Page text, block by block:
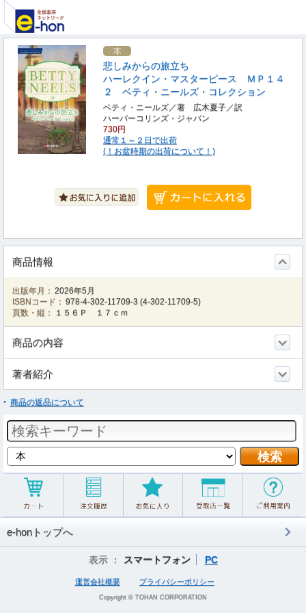
悲しみからの旅立ち
ハーレクイン・マスターピース ＭＰ１４
２ ベティ・ニールズ・コレクション
ベティ・ニールズ／著 広木夏子／訳
ハーパーコリンズ・ジャパン
730円
通常１～２日で出荷
(！お盆時期の出荷について！)
商品情報
出版年月： 2026年5月
ISBNコード： 978-4-302-11709-3 (4-302-11709-5)
頁数・縦：
１５６Ｐ １７ｃｍ
商品の内容
著者紹介
商品の返品について
e-honトップへ
表示 ： スマートフォン PC
運営会社概要 プライバシーポリシー
Copyright © TOHAN CORPORATION